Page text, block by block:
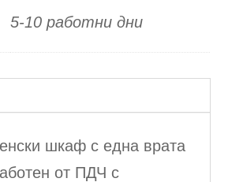
5-10 работни дни
шкаф с една врата
от ПДЧ с